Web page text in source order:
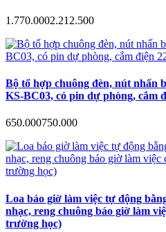
1.770.0002.212.500
Bộ tổ hợp chuông đèn, nút nhấn
KS-BC03, có pin dự phòng, cắm
650.000750.000
Loa báo giờ làm việc tự động
nhạc, reng chuông báo giờ làm
trường học)